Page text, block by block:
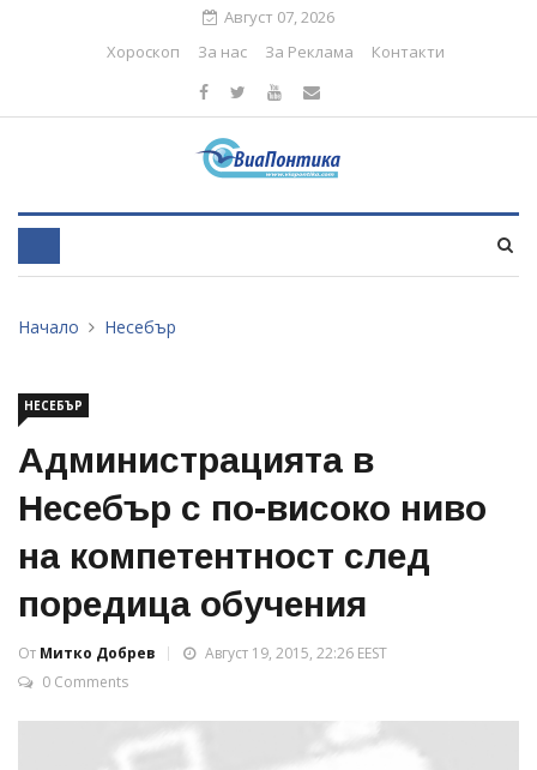
Август 07, 2026
Хороскоп
За нас За Реклама Контакти
Начало Несебър
НЕСЕБЪР
Администрацията в
Несебър с по-високо ниво
на компетентност след
поредица обучения
От Митко Добрев
Август 19, 2015, 22:26 EEST
0 Comments